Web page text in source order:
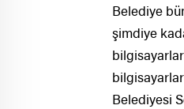
Belediye
şimdiye
Belediyesi